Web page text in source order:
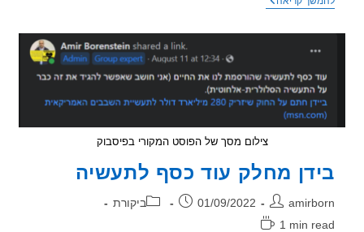
ואותי
צילום מסך של הפוסט המקורי בפיסבוק
מחלק עוד כסף לתעשיה
פורסם:
01/09/2022 קטגוריה:
ביקורת
1 min